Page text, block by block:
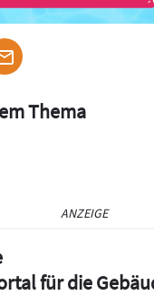
Thema
ANZEIGE
für die